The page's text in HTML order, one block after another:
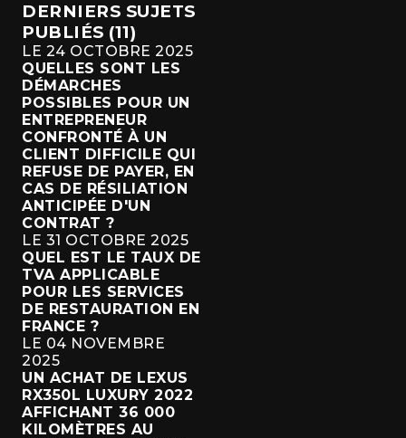
DERNIERS SUJETS
PUBLIÉS (11)
LE 24 OCTOBRE 2025
QUELLES SONT LES
DÉMARCHES
POSSIBLES POUR UN
ENTREPRENEUR
CONFRONTÉ À UN
CLIENT DIFFICILE QUI
REFUSE DE PAYER, EN
CAS DE RÉSILIATION
ANTICIPÉE D'UN
CONTRAT ?
LE 31 OCTOBRE 2025
QUEL EST LE TAUX DE
TVA APPLICABLE
POUR LES SERVICES
DE RESTAURATION EN
FRANCE ?
LE 04 NOVEMBRE
2025
UN ACHAT DE LEXUS
RX350L LUXURY 2022
AFFICHANT 36 000
KILOMÈTRES AU